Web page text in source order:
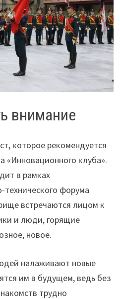
внимание
которое рекомендуется
«Инновационного клуба».
в рамках
форума
встречаются лицом к
и люди, горящие
новое.
налаживают новые
им в будущем, ведь без
трудно